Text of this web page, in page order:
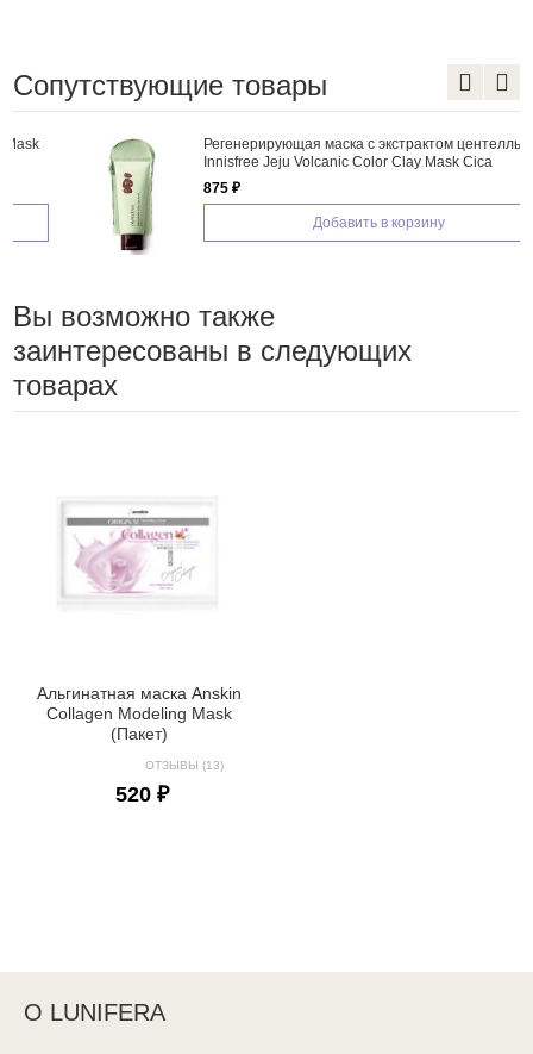
Сопутствующие товары
Регенерирующая маска с экстрактом центеллы
Innisfree Jeju Volcanic Color Clay Mask Cica
Добавить в корзину
Вы возможно также
заинтересованы в следующих
товарах
Альгинатная маска Anskin
Collagen Modeling Mask
(Пакет)
ОТЗЫВЫ (13)
520 ₽
О LUNIFERA